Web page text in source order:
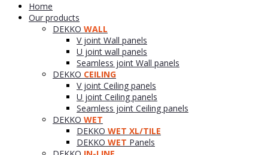
Home
Our products
DEKKO WALL
V joint Wall panels
U joint wall panels
Seamless joint Wall panels
DEKKO CEILING
V joint Ceiling panels
U joint Ceiling panels
Seamless joint Ceiling panels
DEKKO WET
DEKKO WET XL/TILE
DEKKO WET Panels